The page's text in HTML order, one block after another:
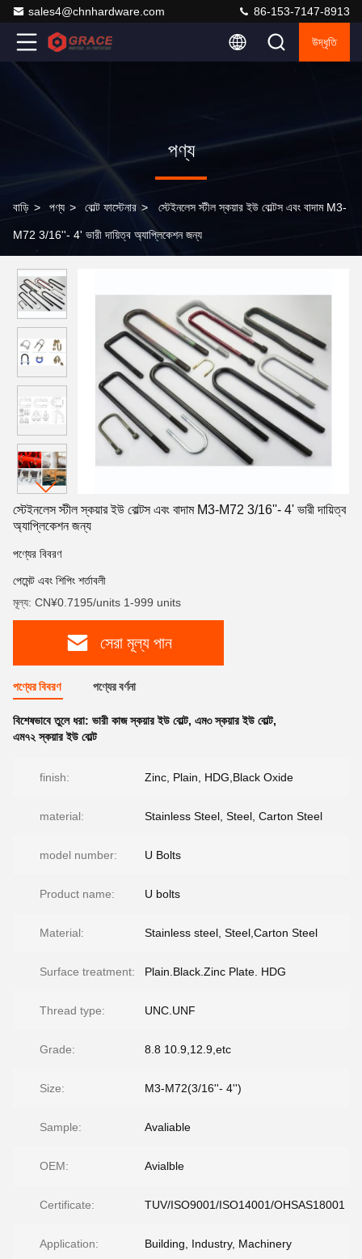
sales4@chnhardware.com 86-153-7147-8913
উদ্ধৃতি
পণ্য
বাড়ি > পণ্য > বোল্ট ফাস্টেনার > স্টেইনলেস স্টীল স্কয়ার ইউ বোল্টস এবং বাদাম M3-
M72 3/16''- 4' ভারী দায়িত্ব অ্যাপ্লিকেশন জন্য
স্টেইনলেস স্টীল স্কয়ার ইউ বোল্টস এবং বাদাম M3-M72 3/16''- 4' ভারী দায়িত্ব
অ্যাপ্লিকেশন জন্য
পণ্যের বিবরণ
পেমেন্ট এবং শিপিং শর্তাবলী
মূল্য: CN¥0.7195/units 1-999 units
সেরা মূল্য পান
পণ্যের বিবরণ পণ্যের বর্ণনা
বিশেষভাবে তুলে ধরা: ভারী কাজ স্কয়ার ইউ বোল্ট, এম৩ স্কয়ার ইউ বোল্ট,
এম৭২ স্কয়ার ইউ বোল্ট
finish: Zinc, Plain, HDG,Black Oxide
material: Stainless Steel, Steel, Carton Steel
model number: U Bolts
Product name: U bolts
Material: Stainless steel, Steel,Carton Steel
Surface treatment: Plain.Black.Zinc Plate. HDG
Thread type: UNC.UNF
Grade: 8.8 10.9,12.9,etc
Size: M3-M72(3/16''- 4'')
Sample: Avaliable
OEM: Avialble
Certificate: TUV/ISO9001/ISO14001/OHSAS18001
Application: Building, Industry, Machinery